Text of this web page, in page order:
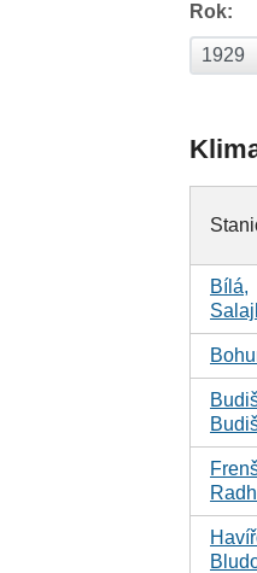
Rok:
Bílá,